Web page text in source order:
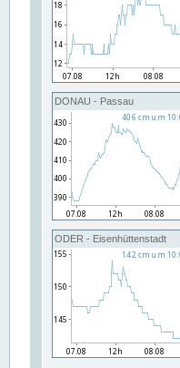
DONAU - Passau
ODER - Eisenhüttenstadt